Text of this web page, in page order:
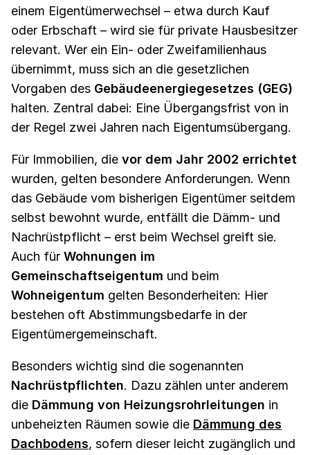
einem Eigentümerwechsel – etwa durch Kauf
oder Erbschaft – wird sie für private Hausbesitzer
relevant. Wer ein Ein- oder Zweifamilienhaus
übernimmt, muss sich an die gesetzlichen
Vorgaben des Gebäudeenergiegesetzes (GEG)
halten. Zentral dabei: Eine Übergangsfrist von in
der Regel zwei Jahren nach Eigentumsübergang.
Für Immobilien, die vor dem Jahr 2002 errichtet
wurden, gelten besondere Anforderungen. Wenn
das Gebäude vom bisherigen Eigentümer seitdem
selbst bewohnt wurde, entfällt die Dämm- und
Nachrüstpflicht – erst beim Wechsel greift sie.
Auch für Wohnungen im
Gemeinschaftseigentum und beim
Wohneigentum gelten Besonderheiten: Hier
bestehen oft Abstimmungsbedarfe in der
Eigentümergemeinschaft.
Besonders wichtig sind die sogenannten
Nachrüstpflichten. Dazu zählen unter anderem
die Dämmung von Heizungsrohrleitungen in
unbeheizten Räumen sowie die Dämmung des
Dachbodens, sofern dieser leicht zugänglich und